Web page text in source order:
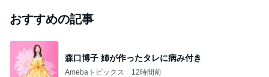
おすすめの記事
森口博子 姉が作ったタレに病み付き
Amebaトピックス 12時間前